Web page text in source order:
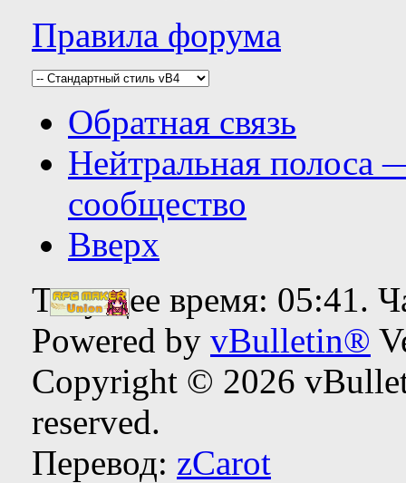
Правила форума
Обратная связь
Нейтральная полоса
сообщество
Вверх
Текущее время: 05:41.
Powered by vBulletin®
Copyright © 2026
reserved.
Перевод: zCarot